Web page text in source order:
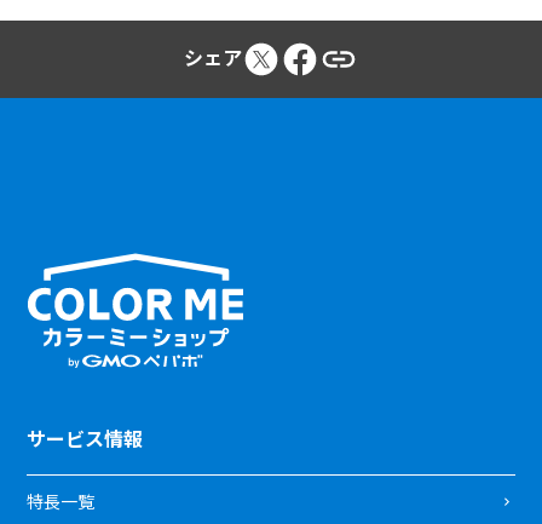
シェア
サービス情報
特長一覧